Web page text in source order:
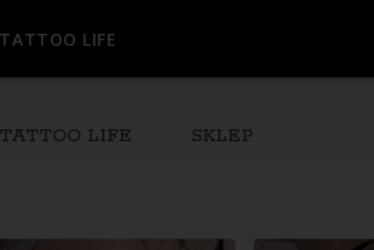
TATTOO LIFE
TATTOO LIFE SKLEP